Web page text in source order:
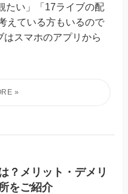
たい」「17ライブの配
ている方もいるので
スマホのアプリから
？メリット・デメリ
をご紹介